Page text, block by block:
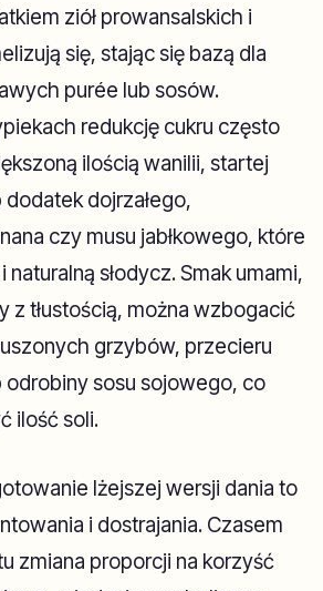
ziół prowansalskich i
się, stając się bazą dla
purée lub sosów.
redukcję cukru często
ilością wanilii, startej
dojrzałego,
czy musu jabłkowego, które
słodycz. Smak umami,
z tłustością, można wzbogacić
grzybów, przecieru
sosu sojowego, co
ilość soli.
lżejszej wersji dania to
i dostrajania. Czasem
zmiana proporcji na korzyść